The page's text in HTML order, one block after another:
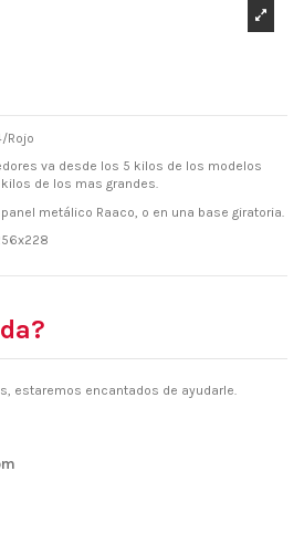
Rojo
va desde los 5 kilos de los modelos
de los mas grandes.
metálico Raaco, o en una base giratoria.
estaremos encantados de ayudarle.